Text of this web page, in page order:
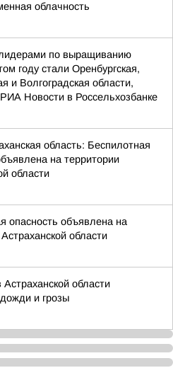
облачность
по выращиванию
году стали Оренбургская,
и Волгоградская области,
РИА Новости в Россельхозбанке
область: Беспилотная
на территории
области
опасность объявлена на
области
Астраханской области
и грозы